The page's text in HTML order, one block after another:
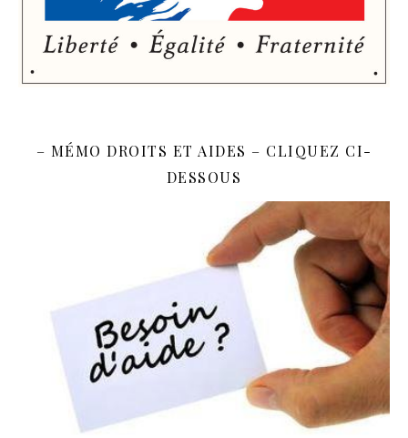
– MÉMO DROITS ET AIDES – CLIQUEZ CI-
DESSOUS